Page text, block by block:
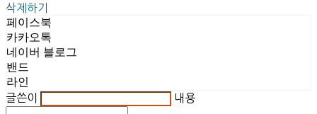
삭제하기
페이스북
카카오톡
네이버 블로그
밴드
라인
글쓴이 내용